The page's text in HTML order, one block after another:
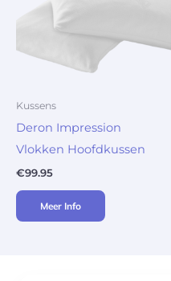
Kussens
Deron Impression
Vlokken Hoofdkussen
€99.95
Meer Info